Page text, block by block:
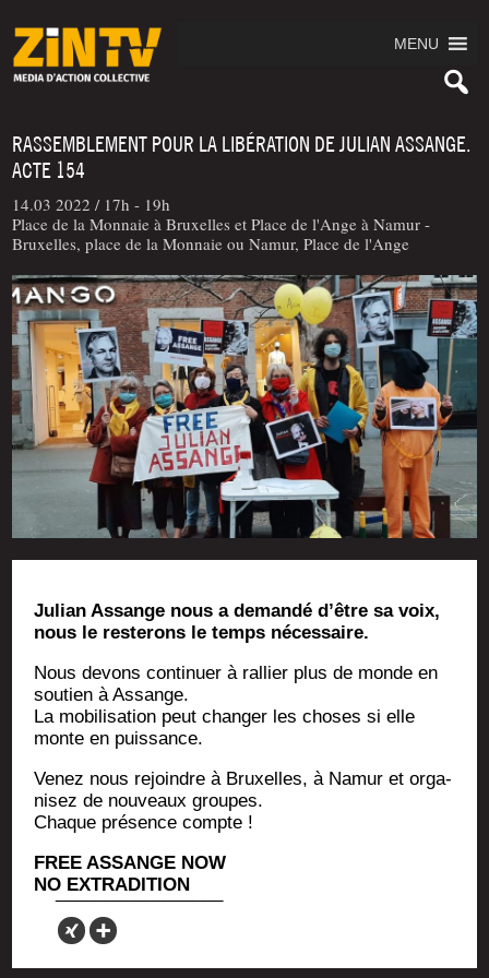
MENU
RASSEMBLEMENT POUR LA LIBÉRATION DE JULIAN ASSANGE.
ACTE 154
14.03 2022 / 17h - 19h
Place de la Monnaie à Bruxelles et Place de l'Ange à Namur -
Bruxelles, place de la Monnaie ou Namur, Place de l'Ange
Julian Assange nous a deman­dé d’être sa voix,
nous le res­te­rons le temps nécessaire.
Nous devons conti­nuer à ral­lier plus de monde en
sou­tien à Assange.
La mobi­li­sa­tion peut chan­ger les choses si elle
monte en puissance.
Venez nous rejoindre à Bruxelles, à Namur et orga­
ni­sez de nou­veaux groupes.
Chaque pré­sence compte !
FREE ASSANGE NOW
NO EXTRADITION